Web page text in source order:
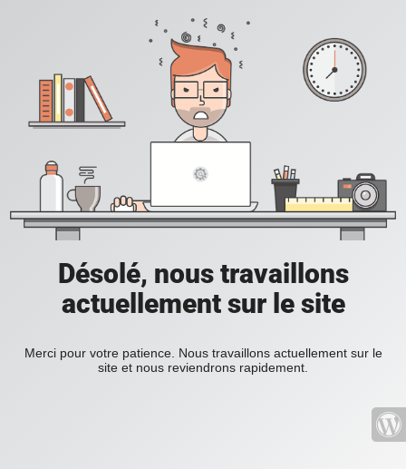
Désolé, nous travaillons
actuellement sur le site
Merci pour votre patience. Nous travaillons actuellement sur le
site et nous reviendrons rapidement.